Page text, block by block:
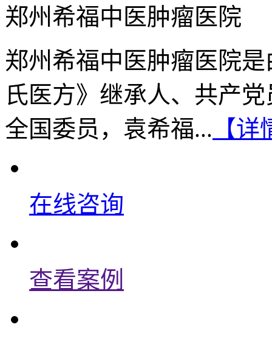
郑州希福中医肿瘤医院
郑州希福中医肿瘤医院
氏医方》继承人、共产
全国委员，袁希福... 【
在线咨询
查看案例